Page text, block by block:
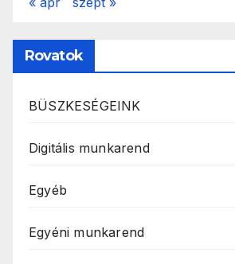
Rovatok
BÜSZKESÉGEINK
Digitális munkarend
Egyéb
Egyéni munkarend